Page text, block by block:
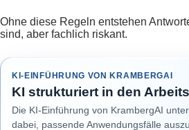
Ohne diese Regeln entstehen
sind, aber fachlich riskant.
KI-EINFÜHRUNG VON KRAMBERGAI
KI strukturiert in den
Die KI-Einführung von KrambergAI
dabei, passende Anwendungsfälle